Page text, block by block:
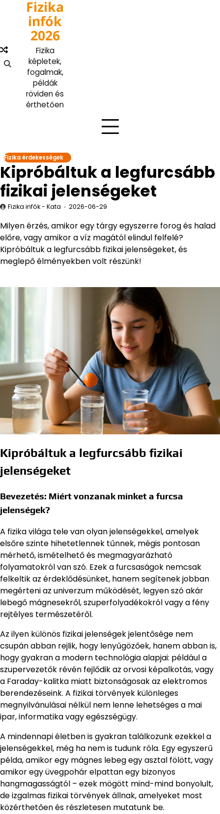
content
Fizika
infók
2026
Fizika
képletek,
fogalmak,
példák
röviden és
érthetően
Fizika érdekességek
Kipróbáltuk a legfurcsább
fizikai jelenségeket
Fizika infók - Kata 2026-06-29
Milyen érzés, amikor egy tárgy egyszerre forog és halad
előre, vagy amikor a víz magától elindul felfelé?
Kipróbáltuk a legfurcsább fizikai jelenségeket, és
meglepő élményekben volt részünk!
Kipróbáltuk a legfurcsább fizikai
jelenségeket
Bevezetés: Miért vonzanak minket a furcsa
jelenségek?
A fizika világa tele van olyan jelenségekkel, amelyek
elsőre szinte hihetetlennek tűnnek, mégis pontosan
mérhető, ismételhető és megmagyarázható
folyamatokról van szó. Ezek a furcsaságok nemcsak
felkeltik az érdeklődésünket, hanem segítenek jobban
megérteni az univerzum működését, legyen szó akár
lebegő mágnesekről, szuperfolyadékokról vagy a fény
rejtélyes természetéről.
Az ilyen különös fizikai jelenségek jelentősége nem
csupán abban rejlik, hogy lenyűgözőek, hanem abban is,
hogy gyakran a modern technológia alapjai: például a
szupervezetők révén fejlődik az orvosi képalkotás, vagy
a Faraday-kalitka miatt biztonságosak az elektromos
berendezéseink. A fizikai törvények különleges
megnyilvánulásai nélkül nem lenne lehetséges a mai
ipar, informatika vagy egészségügy.
A mindennapi életben is gyakran találkozunk ezekkel a
jelenségekkel, még ha nem is tudunk róla. Egy egyszerű
példa, amikor egy mágnes lebeg egy asztal fölött, vagy
amikor egy üvegpohár elpattan egy bizonyos
hangmagasságtól – ezek mögött mind-mind bonyolult,
de izgalmas fizikai törvények állnak, amelyeket most
közérthetően és részletesen mutatunk be.